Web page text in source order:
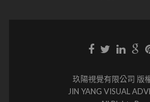
玖陽視覺有限公司 版
JIN YANG VISUAL